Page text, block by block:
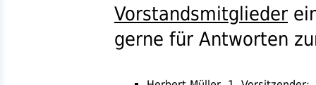
Vorstandsmitglieder
gerne für Antworten